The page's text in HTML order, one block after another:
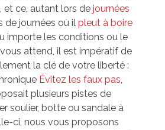
et ce, autant lors de journées
de journées où il pleut à boire
importe les conditions ou le
attend, il est impératif de
la clé de votre liberté :
Évitez les faux pas,
plusieurs pistes de
soulier, botte ou sandale à
ci, nous vous proposons